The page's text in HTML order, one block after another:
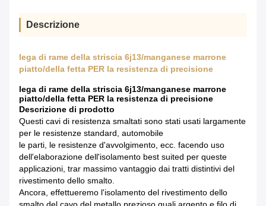
Descrizione
lega di rame della striscia 6j13/manganese marrone
piatto/della fetta PER la resistenza di precisione
lega di rame della striscia 6j13/manganese marrone
piatto/della fetta PER la resistenza di precisione
Descrizione di prodotto
Questi cavi di resistenza smaltati sono stati usati largamente
per le resistenze standard, automobile
le parti, le resistenze d'avvolgimento, ecc. facendo uso
dell'elaborazione dell'isolamento best suited per queste
applicazioni, trar massimo vantaggio dai tratti distintivi del
rivestimento dello smalto.
Ancora, effettueremo l'isolamento del rivestimento dello